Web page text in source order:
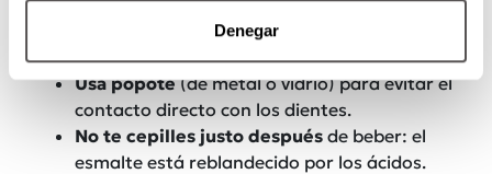
Denegar
precauciones para cuidar tus dientes:
Usa popote(de metal o vidrio) para evitar el
contacto directo con los dientes.
No te cepilles justo después de beber: el
esmalte está reblandecido por los ácidos.